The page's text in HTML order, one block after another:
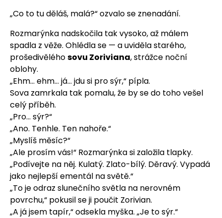
„Co to tu děláš, malá?“ ozvalo se znenadání.
Rozmarýnka nadskočila tak vysoko, až málem
spadla z věže. Ohlédla se — a uviděla starého,
prošedivěléhosovu Zoriviana, strážce noční
oblohy.
„Ehm… ehm… já… jdu si pro sýr,“ pípla.
Sova zamrkala tak pomalu, že by se do toho vešel
celý příběh.
„Pro… sýr?“
„Ano. Tenhle. Ten nahoře.“
„Myslíš měsíc?“
„Ale prosím vás!“ Rozmarýnka si založila tlapky.
„Podívejte na něj. Kulatý. Zlato-bílý. Děravý. Vypadá
jako nejlepší ementál na světě.“
„To je odraz slunečního světla na nerovném
povrchu,“ pokusil se ji poučit Zorivian.
„A já jsem tapír,“ odsekla myška. „Je to sýr.“